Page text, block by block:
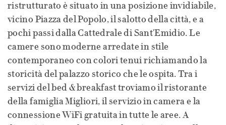
ristrutturato è situato in una posizione invidiabile,
vicino Piazza del Popolo, il salotto della città, e a
pochi passi dalla Cattedrale di Sant'Emidio. Le
camere sono moderne arredate in stile
contemporaneo con colori tenui richiamando la
storicità del palazzo storico che le ospita. Tra i
servizi del bed & breakfast troviamo il ristorante
della famiglia Migliori, il servizio in camera e la
connessione WiFi gratuita in tutte le aree. A